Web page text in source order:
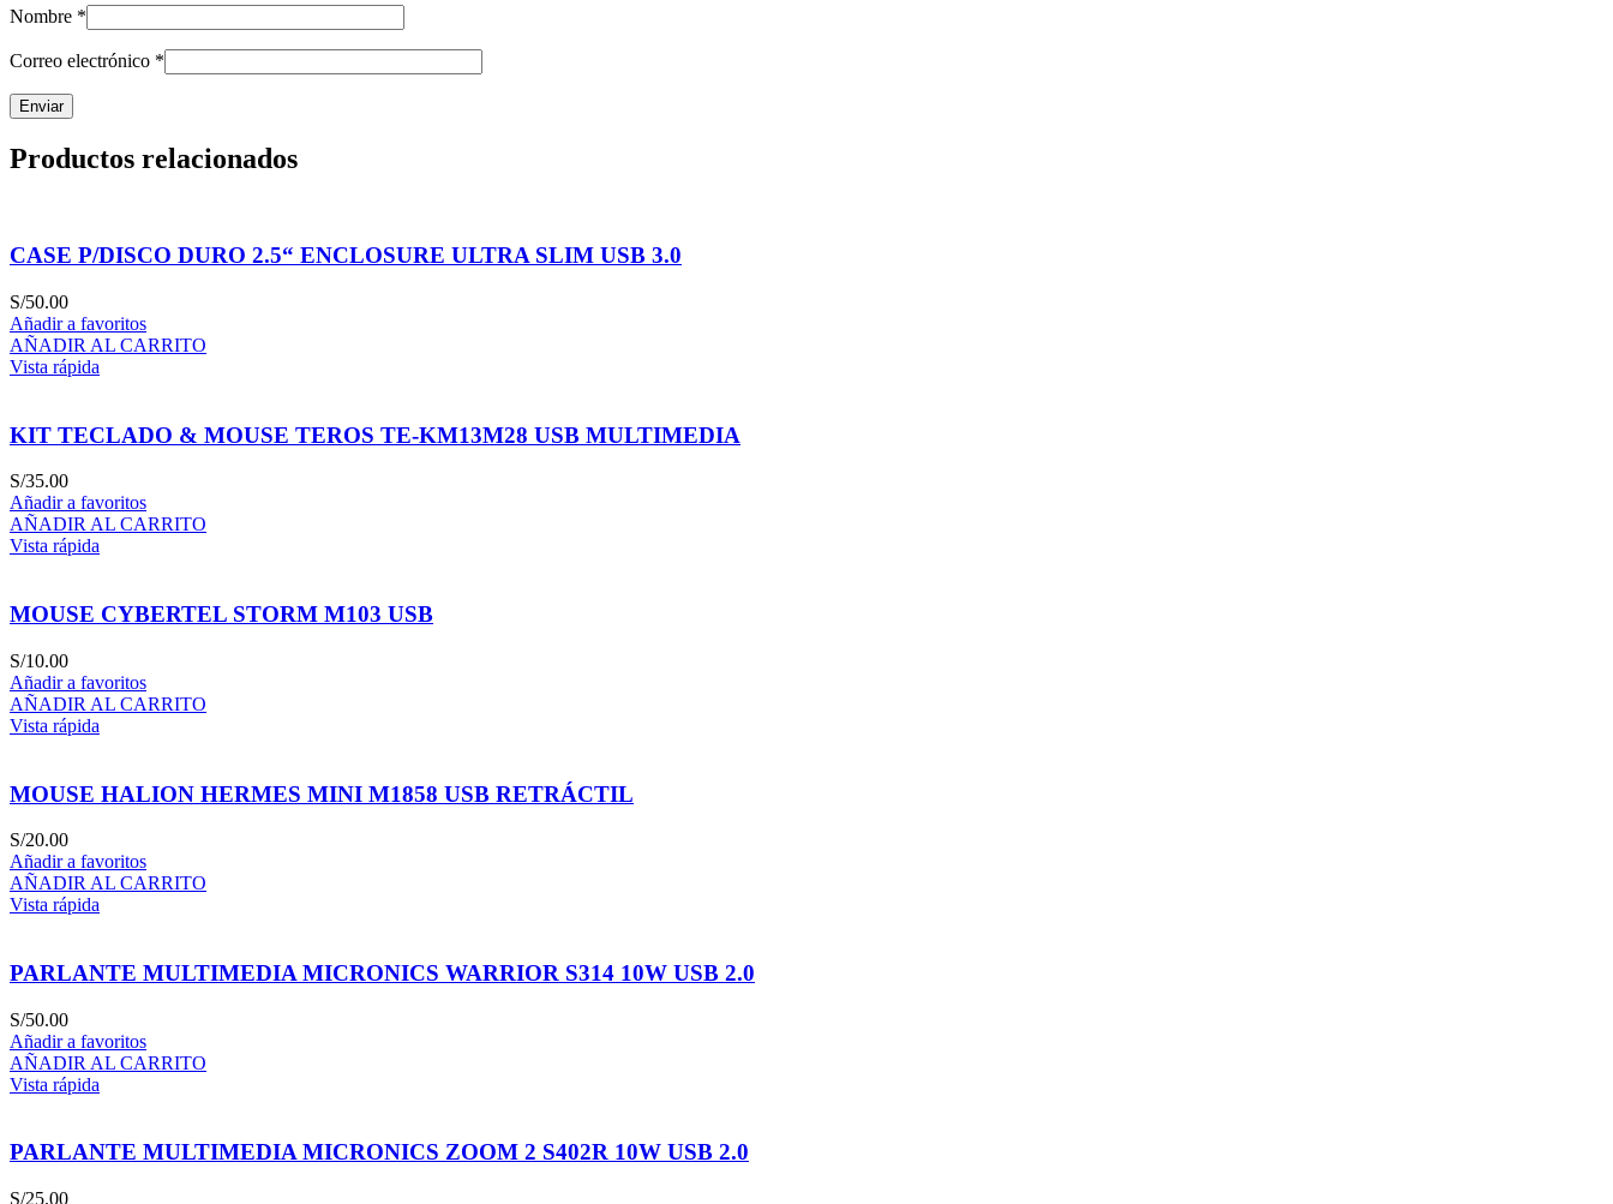
Nombre *
Correo electrónico *
Productos relacionados
CASE P/DISCO DURO 2.5“ ENCLOSURE ULTRA SLIM USB 3.0
S/50.00
Añadir a favoritos
AÑADIR AL CARRITO
Vista rápida
KIT TECLADO & MOUSE TEROS TE-KM13M28 USB MULTIMEDIA
S/35.00
Añadir a favoritos
AÑADIR AL CARRITO
Vista rápida
MOUSE CYBERTEL STORM M103 USB
S/10.00
Añadir a favoritos
AÑADIR AL CARRITO
Vista rápida
MOUSE HALION HERMES MINI M1858 USB RETRÁCTIL
S/20.00
Añadir a favoritos
AÑADIR AL CARRITO
Vista rápida
PARLANTE MULTIMEDIA MICRONICS WARRIOR S314 10W USB 2.0
S/50.00
Añadir a favoritos
AÑADIR AL CARRITO
Vista rápida
PARLANTE MULTIMEDIA MICRONICS ZOOM 2 S402R 10W USB 2.0
S/25.00